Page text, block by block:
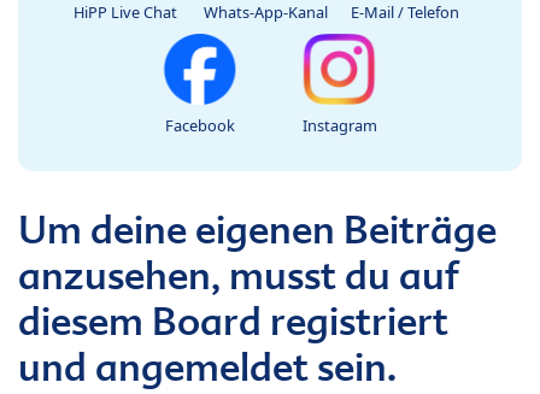
HiPP Live Chat Whats-App-Kanal E-Mail / Telefon
Facebook Instagram
Um deine eigenen Beiträge
anzusehen, musst du auf
diesem Board registriert
und angemeldet sein.